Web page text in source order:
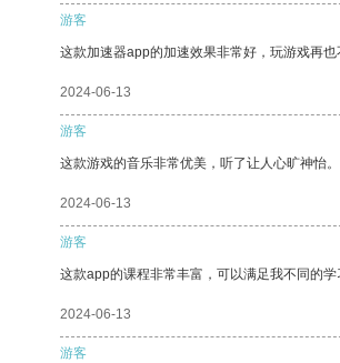
游客
这款加速器app的加速效果非常好，玩游戏再
2024-06-13
游客
这款游戏的音乐非常优美，听了让人心旷神怡。
2024-06-13
游客
这款app的课程非常丰富，可以满足我不同的
2024-06-13
游客